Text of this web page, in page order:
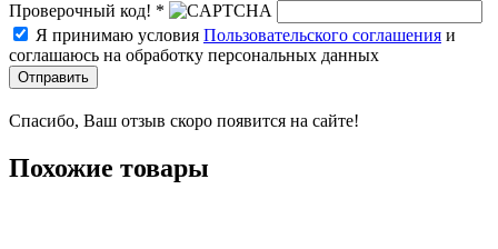
Проверочный код! *
Я принимаю условия Пользовательского соглашения и
соглашаюсь на обработку персональных данных
Отправить
Спасибо, Ваш отзыв скоро появится на сайте!
Похожие товары